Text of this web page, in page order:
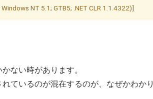
NT 5.1; GTB5; .NET CLR 1.1.4322)]
ない時があります。
ているのが混在するのが、なぜかわかり